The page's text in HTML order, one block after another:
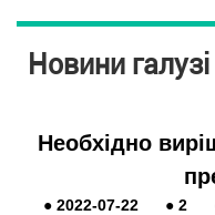
Новини галузі
Необхідно
● 2022-07-22 ● 2